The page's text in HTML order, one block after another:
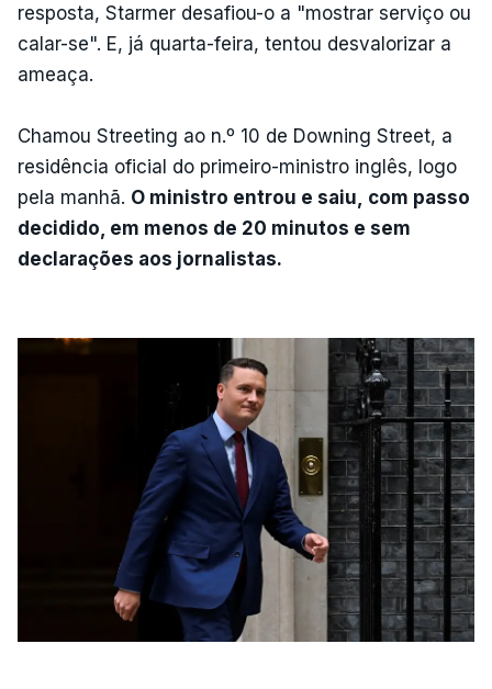
resposta, Starmer desafiou-o a "mostrar serviço ou
calar-se". E, já quarta-feira, tentou desvalorizar a
ameaça.
Chamou Streeting ao n.º 10 de Downing Street, a
residência oficial do primeiro-ministro inglês, logo
pela manhã. O ministro entrou e saiu, com passo
decidido , em menos de 20 minutos e sem
declarações aos jornalistas.